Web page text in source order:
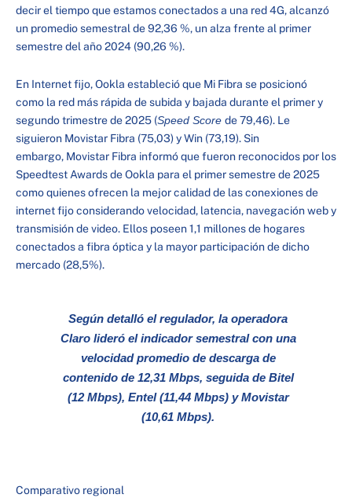
decir el tiempo que estamos conectados a una red 4G, alcanzó
un promedio semestral de 92,36 %, un alza frente al primer
semestre del año 2024 (90,26 %).
En Internet fijo, Ookla estableció que Mi Fibra se posicionó
como la red más rápida de subida y bajada durante el primer y
segundo trimestre de 2025 (Speed Score de 79,46). Le
siguieron Movistar Fibra (75,03) y Win (73,19). Sin
embargo, Movistar Fibra informó que fueron reconocidos por los
Speedtest Awards de Ookla para el primer semestre de 2025
como quienes ofrecen la mejor calidad de las conexiones de
internet fijo considerando velocidad, latencia, navegación web y
transmisión de video. Ellos poseen 1,1 millones de hogares
conectados a fibra óptica y la mayor participación de dicho
mercado (28,5%).
Según detalló el regulador, la operadora
Claro lideró el indicador semestral con una
velocidad promedio de descarga de
contenido de 12,31 Mbps, seguida de Bitel
(12 Mbps), Entel (11,44 Mbps) y Movistar
(10,61 Mbps).
Comparativo regional